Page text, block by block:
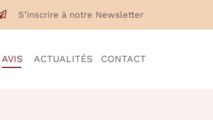
S’inscrire à notre Newsletter
AVIS ACTUALITÉS CONTACT